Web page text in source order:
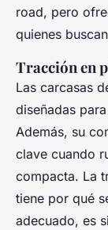
road, pero
quienes
Tracción en
Las carcasas
diseñadas
Además, su
clave cuando
compacta. La
tiene por qué
adecuado, es